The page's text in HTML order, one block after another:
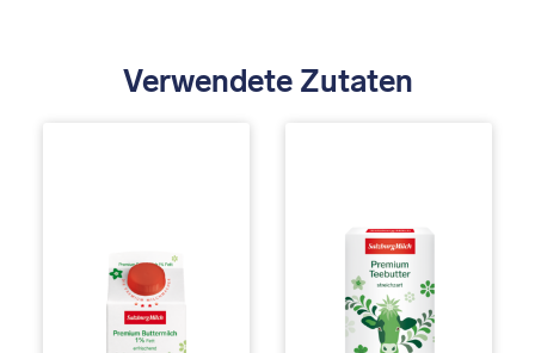
Verwendete Zutaten